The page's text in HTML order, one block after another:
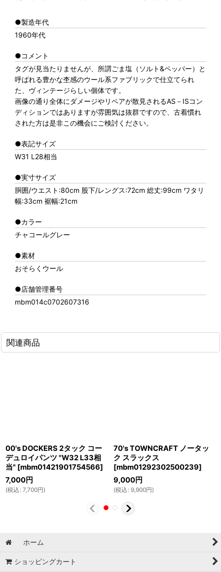
●製造年代
1960年代
●コメント
タグが見当たりませんが、所謂ごま塩（ソルト&ペッパー）と
呼ばれる豊かな杢感のウール系ファブリックで仕立てられ
た、ヴィンテージらしい個体です。
画像の通り全体にダメージやリペアが散見されるAS－ISコン
ディションではありますが雰囲気は抜群ですので、古着慣れ
された方は是非この機会にご検討ください。
●表記サイズ
W31 L28相当
●実寸サイズ
胴囲/ウエスト:80cm 股下/レングス:72cm 総丈:99cm ワタリ
幅:33cm 裾幅:21cm
●カラー
チャコールグレー
●素材
おそらくウール
●店舗管理番号
mbm014c0702607316
関連商品
00's DOCKERS 2タック コー
デュロイパンツ "W32 L33相
当" [mbm01421901754566]
7,000円
(税込 : 7,700円)
70's TOWNCRAFT ノータッ
ク スラックス
[mbm01292302500239]
9,000円
(税込 : 9,900円)
ホーム
ショッピングカート